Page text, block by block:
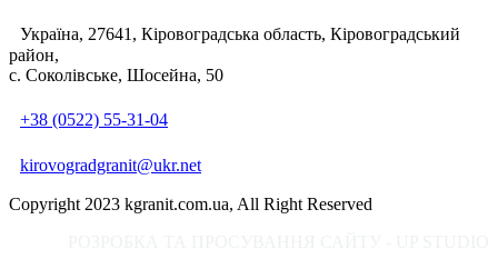
Україна, 27641, Кіровоградська область, Кіровоградський
район,
с. Соколівське, Шосейна, 50
+38 (0522) 55-31-04
kirovogradgranit@ukr.net
Copyright 2023 kgranit.com.ua, All Right Reserved